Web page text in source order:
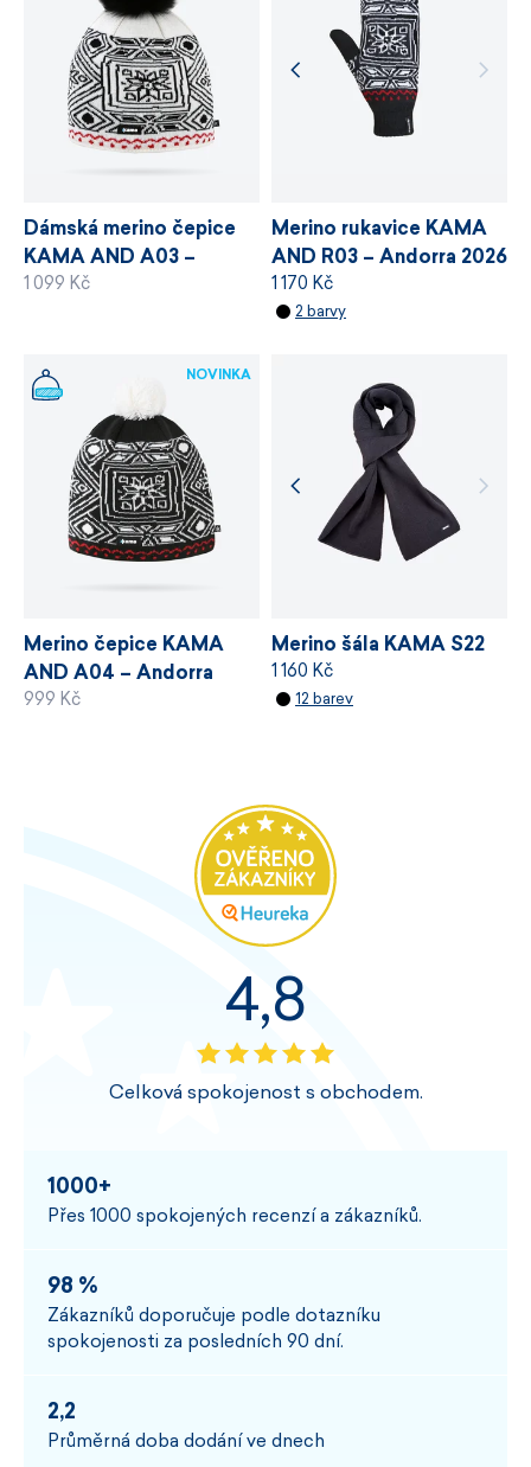
snadná údržba
vyrobeno vČeské republice
chemických látek, odpovědné využívání zdrojů
a řízení výrobních procesů.
VÍCE INFORMACÍ
Dámská merino čepice
KAMA AND A03 –
Andorra 2026
1 099 Kč
Merino rukavice KAMA
AND R03 – Andorra 2026
1 170 Kč
2 barvy
Merino čepice KAMA
AND A04 – Andorra
2026
999 Kč
NOVINKA
Merino šála KAMA S22
1 160 Kč
12 barev
4,8
Celková spokojenost s obchodem.
1000+
Přes 1000 spokojených recenzí a zákazníků.
98 %
Zákazníků doporučuje podle dotazníku
spokojenosti za posledních 90 dní.
2,2
Průměrná doba dodání ve dnech